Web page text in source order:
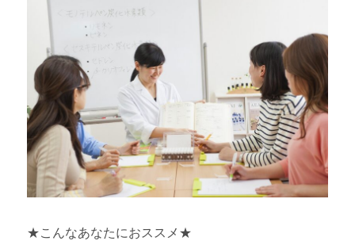
★こんなあなたにおススメ★